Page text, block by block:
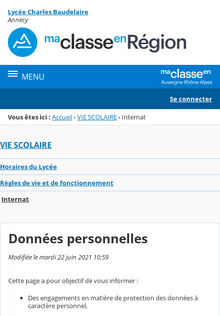
Menu de la rubrique
Contenu
Lycée Charles Baudelaire
Annecy
MENU
Se connecter
Vous êtes ici : Accueil›VIE SCOLAIRE› Internat
VIE SCOLAIRE
Horaires du Lycée
Règles de vie et de fonctionnement
Internat
Données personnelles
Modifiée le mardi 22 juin 2021 10:59
Cette page a pour objectif de vous informer :
Des engagements en matière de protection des données à
caractère personnel,